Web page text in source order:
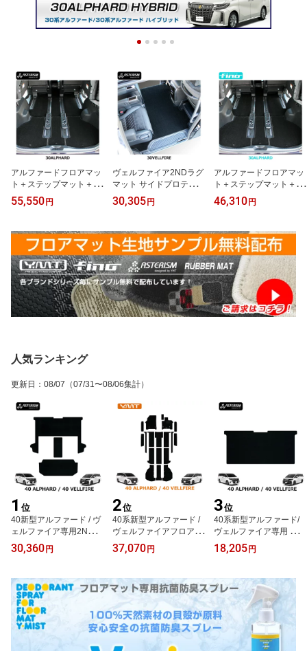
アルファードフロアマッ
ト＋ステップマット＋ト
ランクマットASTERISM
シリーズ（アステリズ
30系アルファードハイブ
リッド対応
55,550 円
ヴェルファイア2NDラグ
マット サイドプロテクト
ver.＋3RDラグマット＋2
列目通路マットASTERIS
ム）30系ヴェルファイ
ア 30系ヴェルファイア
ハイブリッド対応
30,305 円
アルファードフロアマッ
ト＋ステップマット＋ト
ランクマットFINOシリー
ズ（フィーノ）30系アル
ードハイブリッド対応
46,310 円
人気ランキング
更新日 ： 08/07 （07/31〜08/06集計）
1 位
40新型アルファード / ヴ
ェルファイア専用2NDラ
グマット サイドプロテク
トver.＋3RDラグマット
RISMシリーズ（アステ
リズム）
30,360 円
2位
40系新型アルファード /
ヴェルファイアフロアマ
ット＋ステップマット＋
トランクマットYMTシリ
37,070 円
3位
40系新型アルファード/
ヴェルファイア専用 セカ
ンドラグマットLサイ
ズ ASTERISMシリーズ
18,205 円